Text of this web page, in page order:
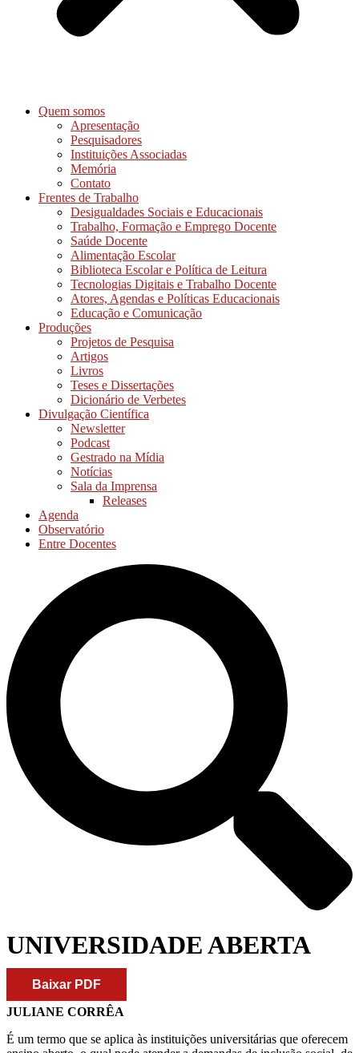
Quem somos
Apresentação
Pesquisadores
Instituições Associadas
Memória
Contato
Frentes de Trabalho
Desigualdades Sociais e Educacionais
Trabalho, Formação e Emprego Docente
Saúde Docente
Alimentação Escolar
Biblioteca Escolar e Política de Leitura
Tecnologias Digitais e Trabalho Docente
Atores, Agendas e Políticas Educacionais
Educação e Comunicação
Produções
Projetos de Pesquisa
Artigos
Livros
Teses e Dissertações
Dicionário de Verbetes
Divulgação Científica
Newsletter
Podcast
Gestrado na Mídia
Notícias
Sala da Imprensa
Releases
Agenda
Observatório
Entre Docentes
UNIVERSIDADE ABERTA
Baixar PDF
JULIANE CORRÊA
É um termo que se aplica às instituições universitárias que oferecem